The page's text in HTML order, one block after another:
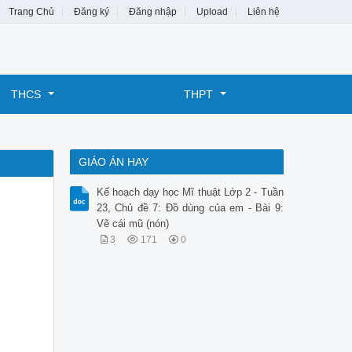
Trang Chủ Đăng ký Đăng nhập Upload Liên hệ
THCS THPT
GIÁO ÁN HAY
Kế hoạch dạy học Mĩ thuật Lớp 2 - Tuần
23, Chủ đề 7: Đồ dùng của em - Bài 9:
Vẽ cái mũ (nón)
3 171 0